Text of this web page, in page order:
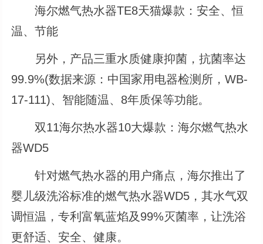
海尔燃气热水器TE8天猫爆款：安全、恒
温、节能
另外，产品三重水质健康抑菌，抗菌率达
99.9%(数据来源：中国家用电器检测所，WB-
17-111)、智能随温、8年质保等功能。
双11海尔热水器10大爆款：海尔燃气热水
器WD5
针对燃气热水器的用户痛点，海尔推出了
婴儿级洗浴标准的燃气热水器WD5，其水气双
调恒温，专利富氧蓝焰及99%灭菌率，让洗浴
更舒适、安全、健康。